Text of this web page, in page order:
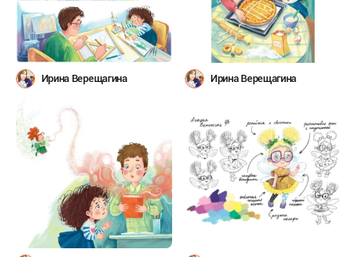
Ирина Верещагина Ирина Верещагина